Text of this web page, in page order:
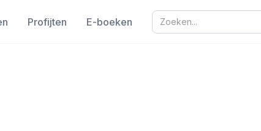
Profijten E-boeken